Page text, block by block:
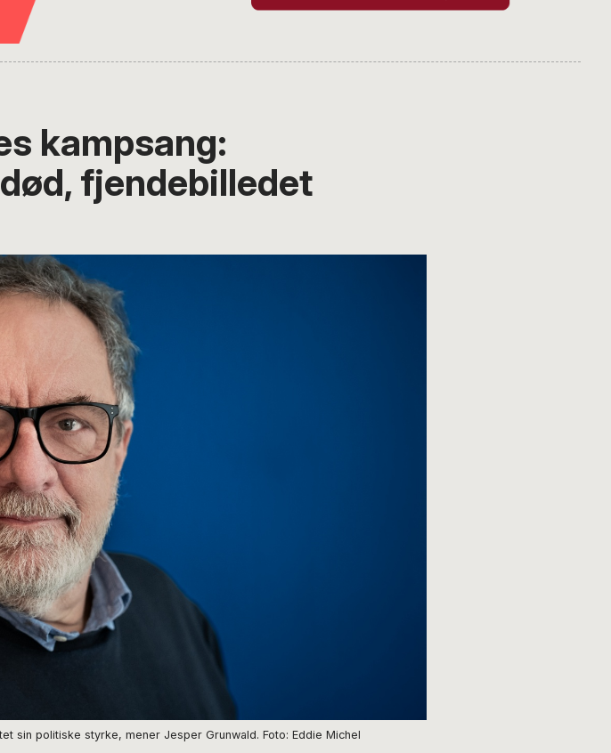
kampsang:
fjendebilledet
politiske styrke, mener Jesper Grunwald. Foto: Eddie Michel